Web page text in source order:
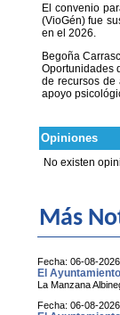
El convenio
(VioGén) fue
en el 2026.
Begoña
Oportunidades
de recursos de
apoyo
Opiniones
No existen
Más
Fecha: 06-08-2026
El
La Manzana
Fecha: 06-08-2026